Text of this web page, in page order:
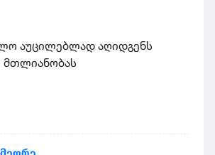
აუცილებლად აღიდგენს